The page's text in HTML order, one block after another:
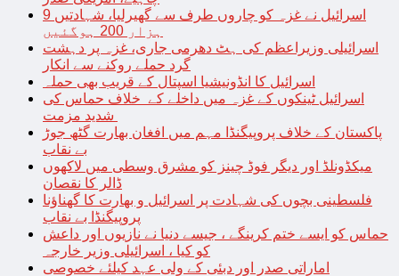
اسرائیل نے غزہ کو چاروں طرف سے گھیرلیا، شہادتیں 9
ہزار 200 ہوگئیں
اسرائیلی وزیراعظم کی ہٹ دھرمی جاری، غزہ پر دہشت
گرد حملے روکنے سے انکار
اسرائیل کا انڈونیشیا اسپتال کے قریب بھی حملہ
اسرائیل ٹینکوں کے غزہ میں داخلے کے خلاف حماس کی
پاکستان کے خلاف پروپیگنڈا مہم میں افغان بھارت گٹھ جوڑ
بے نقاب
میکڈونلڈ اور دیگر فوڈ چینز کو مشرق وسطی میں لاکھوں
ڈالر کا نقصان
فلسطینی بچوں کی شہادت پر اسرائیل و بھارت کا گھناؤنا
پروپیگنڈا بے نقاب
حماس کو ایسے ختم کرینگے ، جیسے دنیا نے نازیوں اور داعش
کو کیا ، اسرائیلی وزیر خارجہ
اماراتی صدر اور دبئی کے ولی عہد کیلئے خصوصی